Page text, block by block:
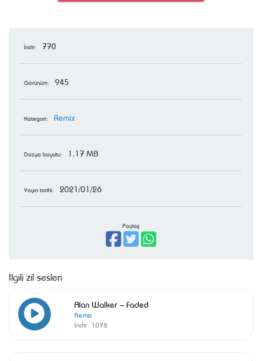
İndir: 770
Görünüm: 945
Kategori: Remix
Dosya boyutu: 1.17 MB
Yayın tarihi: 2021/01/26
Paylaş
İlgili zil sesleri
Alan Walker – Faded
Remix
İndir: 1078